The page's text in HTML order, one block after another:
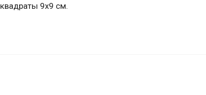
квадраты 9х9 см.